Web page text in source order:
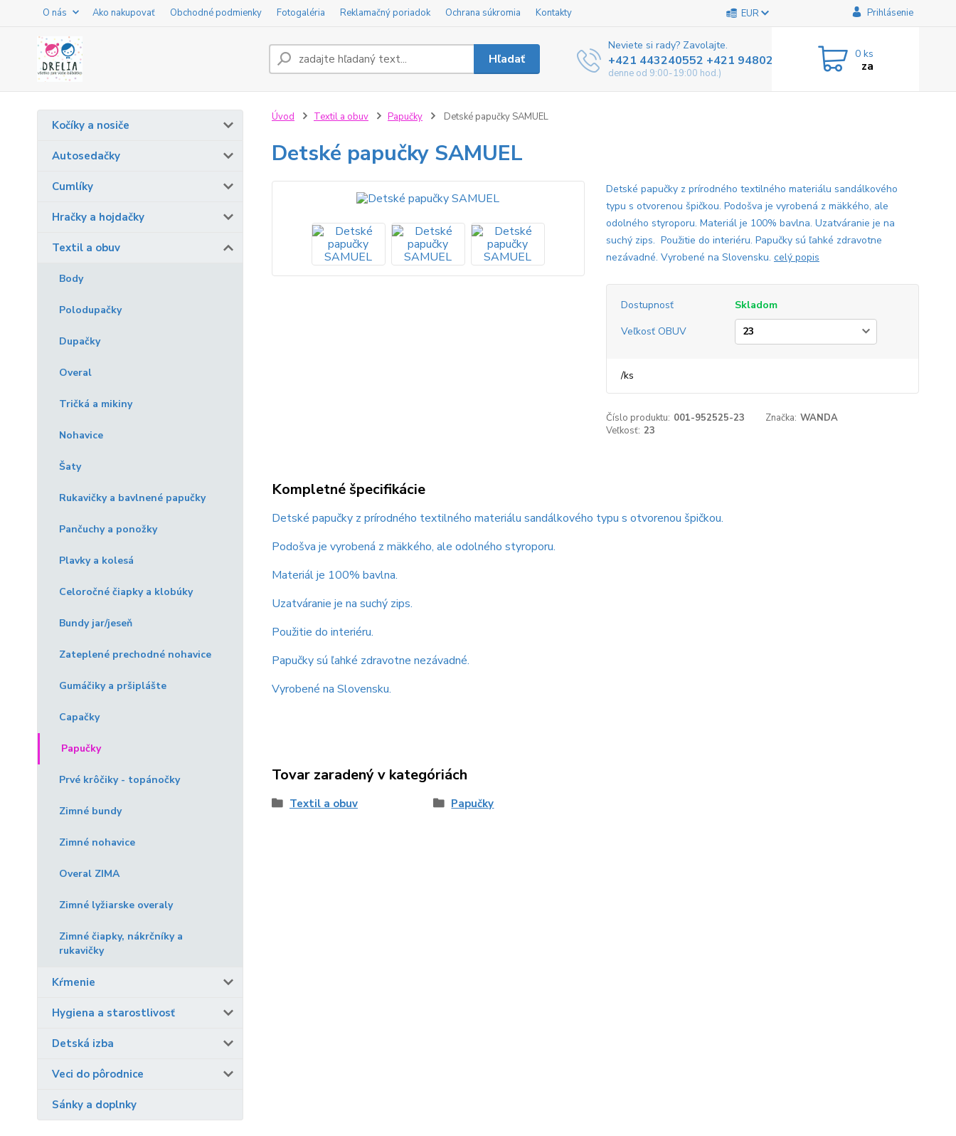
O nás Ako nakupovať Obchodné podmienky Fotogaléria Reklamačný poriadok Ochrana súkromia Kontakty EUR Prihlásenie
Hľadať
Neviete si rady? Zavolajte.
+421 443240552 +421 948025800
denne od 9:00-19:00 hod.)
0 ks
za
Kočíky a nosiče
Autosedačky
Cumlíky
Hračky a hojdačky
Textil a obuv
Body
Polodupačky
Dupačky
Overal
Tričká a mikiny
Nohavice
Šaty
Rukavičky a bavlnené papučky
Pančuchy a ponožky
Plavky a kolesá
Celoročné čiapky a klobúky
Bundy jar/jeseň
Zateplené prechodné nohavice
Gumáčiky a pršiplášte
Capačky
Papučky
Prvé krôčiky - topánočky
Zimné bundy
Zimné nohavice
Overal ZIMA
Zimné lyžiarske overaly
Zimné čiapky, nákrčníky a
rukavičky
Kŕmenie
Hygiena a starostlivosť
Detská izba
Veci do pôrodnice
Sánky a doplnky
Úvod Textil a obuv Papučky Detské papučky SAMUEL
Detské papučky SAMUEL
Detské papučky z prírodného textilného materiálu sandálkového
typu s otvorenou špičkou. Podošva je vyrobená z mäkkého, ale
odolného styroporu. Materiál je 100% bavlna. Uzatváranie je na
suchý zips. Použitie do interiéru. Papučky sú ľahké zdravotne
nezávadné. Vyrobené na Slovensku. celý popis
Dostupnosť
Skladom
Veľkosť OBUV
/ks
Číslo produktu: 001-952525-23 Značka: WANDA
Veľkosť: 23
Kompletné špecifikácie
Detské papučky z prírodného textilného materiálu sandálkového typu s otvorenou špičkou.
Podošva je vyrobená z mäkkého, ale odolného styroporu.
Materiál je 100% bavlna.
Uzatváranie je na suchý zips.
Použitie do interiéru.
Papučky sú ľahké zdravotne nezávadné.
Vyrobené na Slovensku.
Tovar zaradený v kategóriách
Textil a obuv Papučky